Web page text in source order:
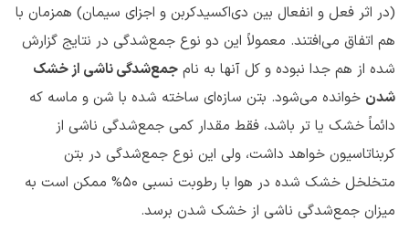
(در اثر فعل و انفعال بین دی‌اکسیدکربن و اجزای سیمان) همزمان با
هم اتفاق می‌افتند. معمولاً این دو نوع جمع‌شدگی در نتایج گزارش
شده از هم جدا نبوده و کل آنها به نام جمع‌شدگی ناشی از خشک
شدن خوانده می‌شود. بتن سازه‌ای ساخته شده با شن و ماسه که
دائماً خشک یا تر باشد، فقط مقدار کمی ‌جمع‌شدگی ناشی از
کربناتاسیون خواهد داشت، ولی این نوع جمع‌شدگی در بتن
متخلخل خشک شده در هوا با رطوبت نسبی ۵۰% ممکن است به
میزان جمع‌شدگی ناشی از خشک شدن برسد.